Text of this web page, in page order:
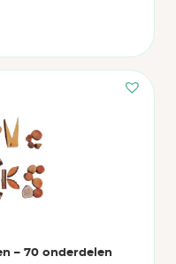
– 70 onderdelen